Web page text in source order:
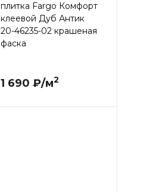
плитка Fargo Комфорт
клеевой Дуб Антик
20-46235-02 крашеная
фаска
1 690 ₽/м2